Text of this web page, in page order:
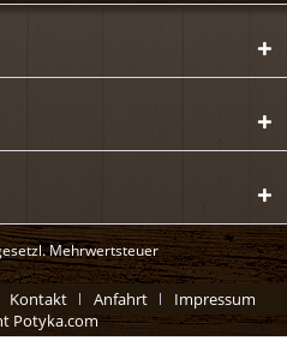
Mehrwertsteuer
Kontakt Anfahrt
Impressum
Potyka.com